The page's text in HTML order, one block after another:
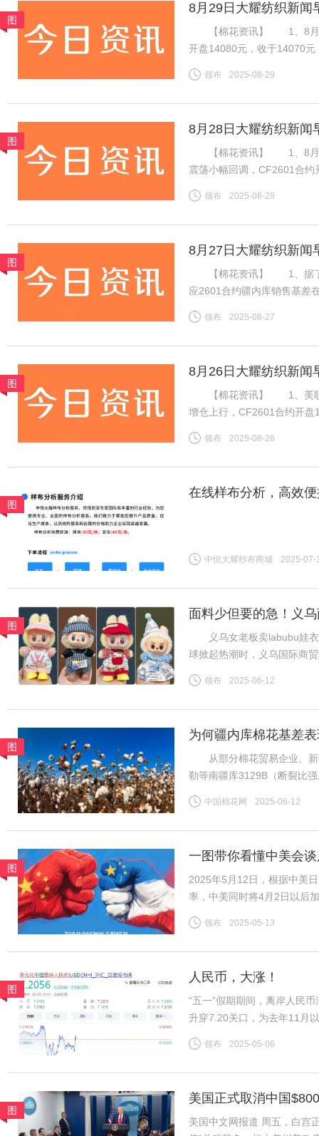
图
8月29日大耀纺织新闻
【棉花资讯】 1、8月28
开盘14080元，收于14070
期国内供应偏紧预期仍在，
领布 2025-08-29
图
8月28日大耀纺织新闻
【棉花资讯】 1、8月27
震荡小幅回调，CF2601合
下游棉纱市场交投一般，棉
领布 2025-08-28
图
8月27日大耀纺织新闻
【棉花资讯】 1、据了解
应2601合约疆内库销售基差
内地库新疆机采棉4129B含杂
领布 2025-08-27
图
8月26日大耀纺织新闻
【棉花资讯】 1、美联储
增仓上行，CF2601合约开
增订单数量有限，但旺季需
领布 2025-08-26
图
在线样布分析，高效
中恒大耀纱布商城 2025-07-
图
面料少但要的急！义
义乌女老板卖labubu娃衣
球掀起热潮时，义乌国际商
终空空如也——订单像潮水
领布 2025-06-12
图
为何疆内库棉花基差
从部分棉花贸易企业、新
勒等南疆库3129B（断裂比
比强度28-30CN/TEX）基差
中国棉花网 2025-06-12
图
一图带你看懂中美会
2025年5月12日，根据中美
率，中美同时将4月2日以后
施24%。再加上2月美国以芬
领布 2025-05-13
图
人民币，大涨！
“五一”假期期间，离岸人民
升穿7.20关口，为去年11月
美股、美债、美元涨。同时
领布 2025-05-06
图
美国正式取消中国
美国中文网报道 周五，白宫